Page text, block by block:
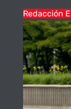
Redacción